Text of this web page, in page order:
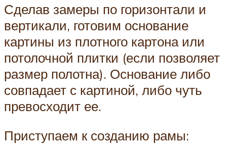
Сделав замеры по горизонтали и
вертикали, готовим основание
картины из плотного картона или
потолочной плитки (если позволяет
размер полотна). Основание либо
совпадает с картиной, либо чуть
превосходит ее.
Приступаем к созданию рамы: